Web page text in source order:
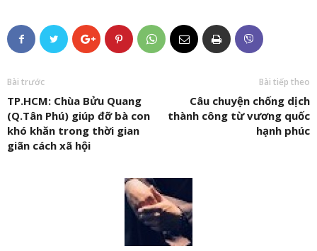
Bài trước
TP.HCM: Chùa Bửu Quang
(Q.Tân Phú) giúp đỡ bà con
khó khăn trong thời gian
giãn cách xã hội
Bài tiếp theo
Câu chuyện chống dịch
thành công từ vương quốc
hạnh phúc